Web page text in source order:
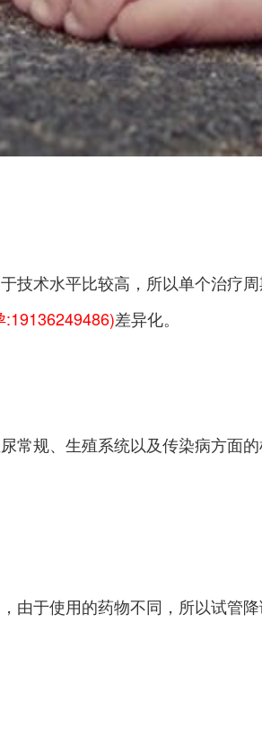
术水平比较高，所以单个治疗
:19136249486)差异化。
常规、生殖系统以及传染病方面
，由于使用的药物不同，所以试管